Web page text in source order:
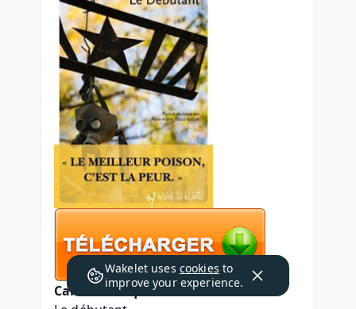
Caractéristiques
Wakelet uses cookies to
improve your experience.